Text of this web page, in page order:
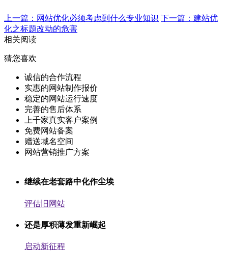
上一篇：网站优化必须考虑到什么专业知识 下一篇：建站优
化之标题改动的危害
相关阅读
猜您喜欢
诚信的合作流程
实惠的网站制作报价
稳定的网站运行速度
完善的售后体系
上千家真实客户案例
免费网站备案
赠送域名空间
网站营销推广方案
继续在老套路中化作尘埃
评估旧网站
还是厚积薄发重新崛起
启动新征程